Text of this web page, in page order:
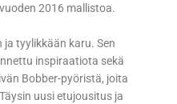
2016 mallistoa.
tyylikkään karu. Sen
inspiraatiota sekä
Bobber-pyöristä, joita
uusi etujousitus ja